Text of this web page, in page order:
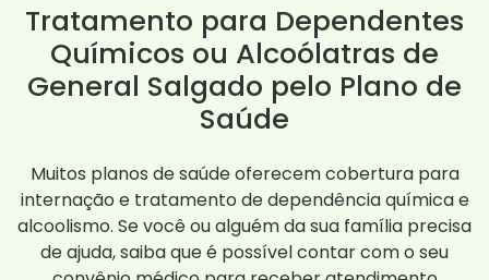
Tratamento para Dependentes
Químicos ou Alcoólatras de
General Salgado pelo Plano de
Saúde
Muitos planos de saúde oferecem cobertura para
internação e tratamento de dependência química e
alcoolismo. Se você ou alguém da sua família precisa
de ajuda, saiba que é possível contar com o seu